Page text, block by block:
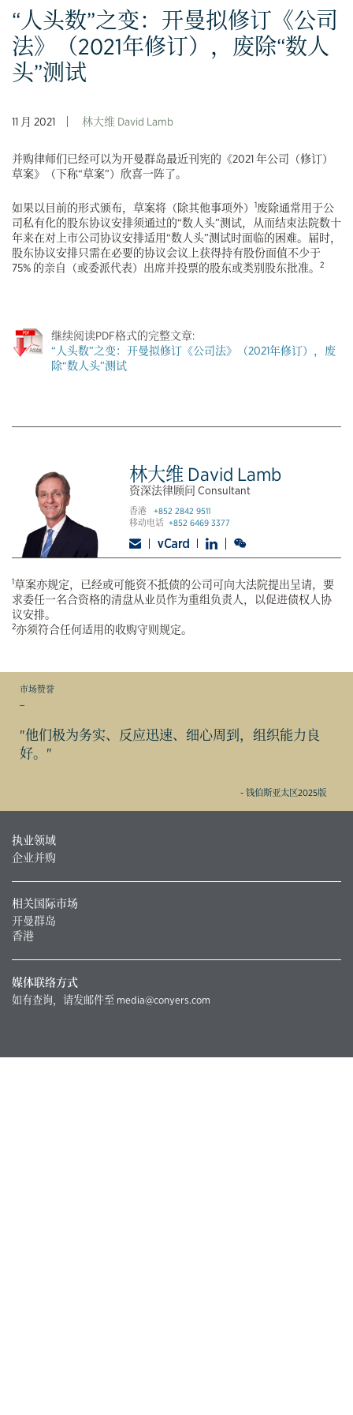
“人头数”之变：开曼拟修订《公司
法》（2021年修订），废除“数人
头”测试
11 月 2021 林大维 David Lamb
并购律师们已经可以为开曼群岛最近刊宪的《2021 年公司（修订）
草案》（下称“草案”）欣喜一阵了。
如果以目前的形式颁布，草案将（除其他事项外） 1废除通常用于公
司私有化的股东协议安排须通过的“数人头”测试，从而结束法院数十
年来在对上市公司协议安排适用“数人头”测试时面临的困难。届时，
股东协议安排只需在必要的协议会议上获得持有股份面值不少于
75% 的亲自（或委派代表）出席并投票的股东或类别股东批准。
2
继续阅读PDF格式的完整文章:
“人头数”之变：开曼拟修订《公司法》（2021年修订），废
除“数人头”测试
林大维 David Lamb
资深法律顾问 Consultant
香港+852 2842 9511
移动电话+852 6469 3377
1草案亦规定，已经或可能资不抵债的公司可向大法院提出呈请，要
求委任一名合资格的清盘从业员作为重组负责人，以促进债权人协
议安排。
2亦须符合任何适用的收购守则规定。
市场赞誉
"他们极为务实、反应迅速、细心周到，组织能力良
好。"
- 钱伯斯亚太区2025版
执业领域
企业并购
相关国际市场
开曼群岛
香港
媒体联络方式
如有查询，请发邮件至 media@conyers.com